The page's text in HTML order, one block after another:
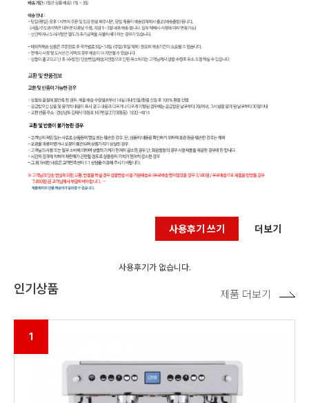
사용후기 쓰기 더보기
사용후기가 없습니다.
인기상품
1
제품 더보기